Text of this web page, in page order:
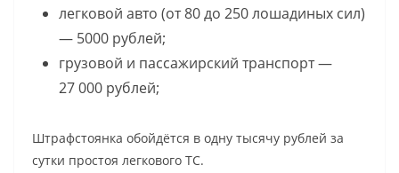
легковой авто (от 80 до 250 лошадиных сил)
— 5000 рублей;
грузовой и пассажирский транспорт —
27 000 рублей;
Штрафстоянка обойдётся в одну тысячу рублей за
сутки простоя легкового ТС.